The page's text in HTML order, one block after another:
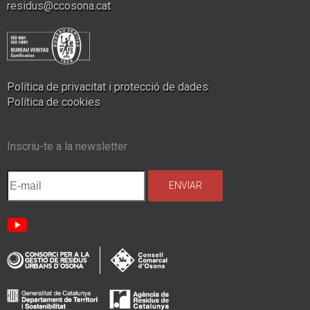
residus@ccosona.cat
Política de privacitat i protecció de dades
Política de cookies
Inscriu-te a la newsletter